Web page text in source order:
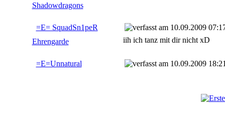
Shadowdragons
=E= SquadSn1peR
10.09.2009
Ehrengarde
iih ich tanz mit dir nicht xD
=E=Unnatural 10.09.2009